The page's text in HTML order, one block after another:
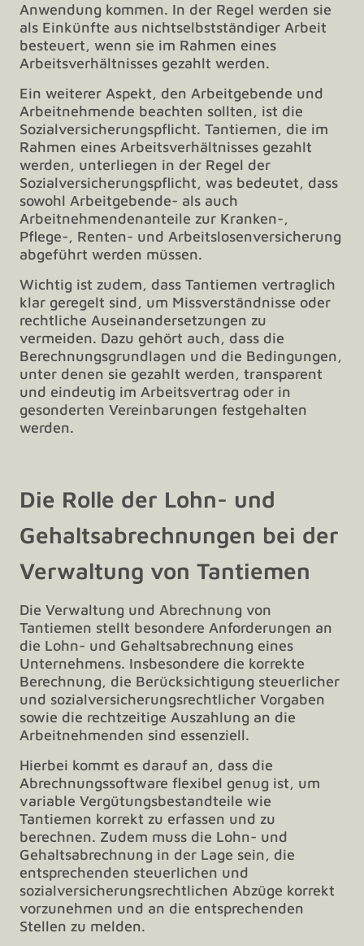
Anwendung kommen. In der Regel werden sie
als Einkünfte aus nichtselbstständiger Arbeit
besteuert, wenn sie im Rahmen eines
Arbeitsverhältnisses gezahlt werden.
Ein weiterer Aspekt, den Arbeitgebende und
Arbeitnehmende beachten sollten, ist die
Sozialversicherungspflicht. Tantiemen, die im
Rahmen eines Arbeitsverhältnisses gezahlt
werden, unterliegen in der Regel der
Sozialversicherungspflicht, was bedeutet, dass
sowohl Arbeitgebende- als auch
Arbeitnehmendenanteile zur Kranken-,
Pflege-, Renten- und Arbeitslosenversicherung
abgeführt werden müssen.
Wichtig ist zudem, dass Tantiemen vertraglich
klar geregelt sind, um Missverständnisse oder
rechtliche Auseinandersetzungen zu
vermeiden. Dazu gehört auch, dass die
Berechnungsgrundlagen und die Bedingungen,
unter denen sie gezahlt werden, transparent
und eindeutig im Arbeitsvertrag oder in
gesonderten Vereinbarungen festgehalten
werden.
Die Rolle der Lohn- und
Gehaltsabrechnungen bei der
Verwaltung von Tantiemen
Die Verwaltung und Abrechnung von
Tantiemen stellt besondere Anforderungen an
die Lohn- und Gehaltsabrechnung eines
Unternehmens. Insbesondere die korrekte
Berechnung, die Berücksichtigung steuerlicher
und sozialversicherungsrechtlicher Vorgaben
sowie die rechtzeitige Auszahlung an die
Arbeitnehmenden sind essenziell.
Hierbei kommt es darauf an, dass die
Abrechnungssoftware flexibel genug ist, um
variable Vergütungsbestandteile wie
Tantiemen korrekt zu erfassen und zu
berechnen. Zudem muss die Lohn- und
Gehaltsabrechnung in der Lage sein, die
entsprechenden steuerlichen und
sozialversicherungsrechtlichen Abzüge korrekt
vorzunehmen und an die entsprechenden
Stellen zu melden.